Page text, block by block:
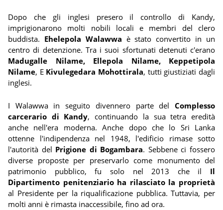
Dopo che gli inglesi presero il controllo di Kandy,
imprigionarono molti nobili locali e membri del clero
buddista. Ehelepola Walawwa è stato convertito in un
centro di detenzione. Tra i suoi sfortunati detenuti c'erano
Madugalle Nilame, Ellepola Nilame, Keppetipola
Nilame, E Kivulegedara Mohottirala, tutti giustiziati dagli
inglesi.
I Walawwa in seguito divennero parte del Complesso
carcerario di Kandy, continuando la sua tetra eredità
anche nell'era moderna. Anche dopo che lo Sri Lanka
ottenne l'indipendenza nel 1948, l'edificio rimase sotto
l'autorità del Prigione di Bogambara. Sebbene ci fossero
diverse proposte per preservarlo come monumento del
patrimonio pubblico, fu solo nel 2013 che il Il
Dipartimento penitenziario ha rilasciato la proprietà
al Presidente per la riqualificazione pubblica. Tuttavia, per
molti anni è rimasta inaccessibile, fino ad ora.